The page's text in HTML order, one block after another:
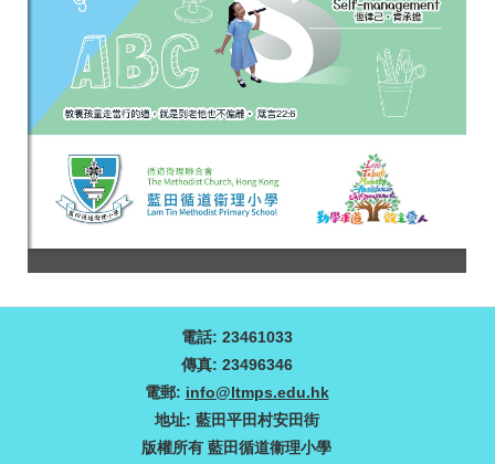
電話: 23461033
傳真: 23496346
電郵: info@ltmps.edu.hk
地址: 藍田平田村安田街
版權所有 藍田循道衞理小學